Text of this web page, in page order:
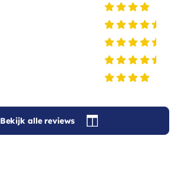
Bekijk alle reviews